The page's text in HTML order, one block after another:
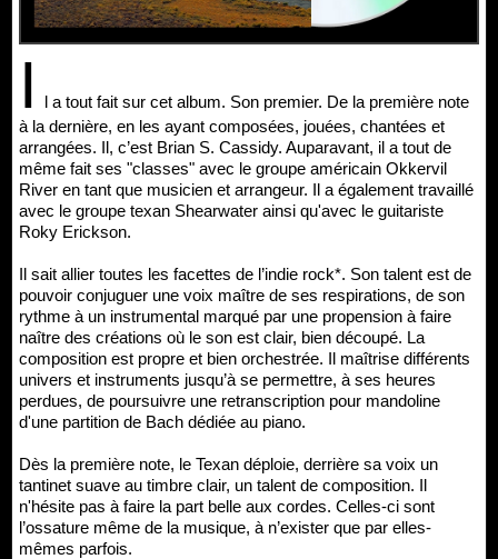
I
l a tout fait sur cet album. Son premier. De la première note
à la dernière, en les ayant composées, jouées, chantées et
arrangées. Il, c’est Brian S. Cassidy. Auparavant, il a tout de
même fait ses "classes" avec le groupe américain Okkervil
River en tant que musicien et arrangeur. Il a également travaillé
avec le groupe texan Shearwater ainsi qu'avec le guitariste
Roky Erickson.
Il sait allier toutes les facettes de l’indie rock*. Son talent est de
pouvoir conjuguer une voix maître de ses respirations, de son
rythme à un instrumental marqué par une propension à faire
naître des créations où le son est clair, bien découpé. La
composition est propre et bien orchestrée. Il maîtrise différents
univers et instruments jusqu’à se permettre, à ses heures
perdues, de poursuivre une retranscription pour mandoline
d'une partition de Bach dédiée au piano.
Dès la première note, le Texan déploie, derrière sa voix un
tantinet suave au timbre clair, un talent de composition. Il
n'hésite pas à faire la part belle aux cordes. Celles-ci sont
l’ossature même de la musique, à n’exister que par elles-
mêmes parfois.